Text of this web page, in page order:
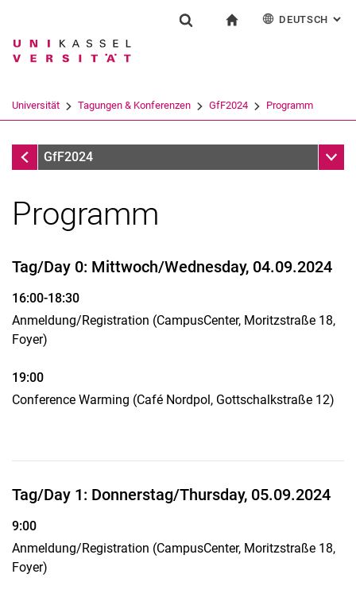
Springe direkt zu: Inhalt
Springe direkt zu: Suche
Springe direkt zu:
Suchbegriff
Suchen (öffnet externen Link in einem
DEUTSCH :
Universität Tagungen & Konferenzen GfF2024 Programm
Tagungen & Konferenzen
GfF2024
Programm
Tag/Day 0: Mittwoch/Wednesday, 04.09.2024
16:00-18:30
Anmeldung/Registration (CampusCenter, Moritzstraße 18,
Foyer)
19:00
Conference Warming (Café Nordpol, Gottschalkstraße 12)
Tag/Day 1: Donnerstag/Thursday, 05.09.2024
9:00
Anmeldung/Registration (CampusCenter, Moritzstraße 18,
Foyer)